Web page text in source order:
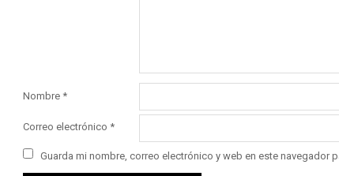
Nombre *
Correo electrónico *
Guarda mi nombre, correo electrónico y web en este navegador